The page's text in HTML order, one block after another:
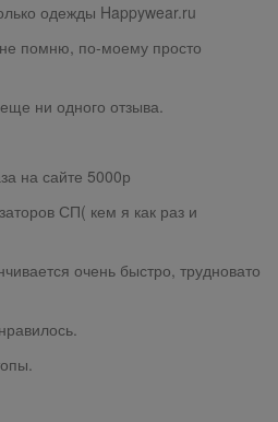
одежды Happywear.ru
помню, по-моему просто
ни одного отзыва.
на сайте 5000р
СП( кем я как раз и
очень быстро, трудновато